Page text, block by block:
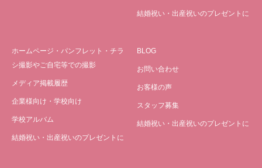
結婚祝い・出産祝いのプレゼントに
ホームページ・パンフレット・チラ
シ撮影やご自宅等での撮影
メディア掲載履歴
企業様向け・学校向け
学校アルバム
結婚祝い・出産祝いのプレゼントに
BLOG
お問い合わせ
お客様の声
スタッフ募集
結婚祝い・出産祝いのプレゼントに